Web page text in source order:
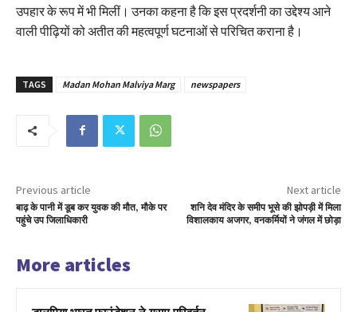
उपहार के रूप में भी मिलीं। उनका कहना है कि इस प्रदर्शनी का उद्देश्य आने
वाली पीढ़ियों को अतीत की महत्वपूर्ण घटनाओं से परिचित कराना है।
TAGS Madan Mohan Malviya Marg newspapers
Previous article
बाढ़ के पानी में डूब कर युवक की मौत, मौके पर
पहुंचे उप जिलाधिकारी
Next article
शनि देव मंदिर के समीप भूसे की झोपड़ी में मिला
विशालकाय अजगर, वनकर्मियों ने जंगल में छोड़ा
More articles